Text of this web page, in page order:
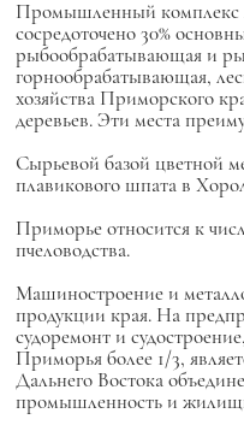
Промышленный комплекс
сосредоточено 30%
рыбообрабатывающая и
горнообрабатывающая,
хозяйства Приморского
деревьев. Эти места
Сырьевой базой цветной
плавикового шпата в
Приморье относится к
пчеловодства.
Машиностроение и
продукции края. На
судоремонт и
Приморья более 1/3,
Дальнего Востока
промышленность и